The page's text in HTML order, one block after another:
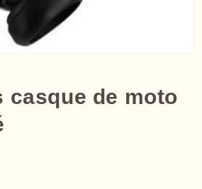
casque de moto